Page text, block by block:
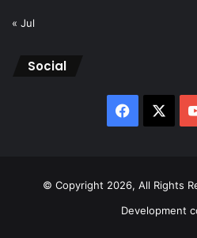
« Jul
Social
Facebook
© Copyright 2026, All Rights
Development